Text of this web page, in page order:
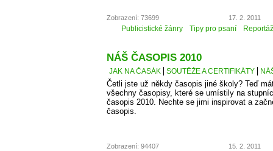
Zobrazení: 73699 17. 2. 2011
Publicistické žánry Tipy pro psaní Reportáž
NÁŠ ČASOPIS 2010
JAK NA ČASÁK SOUTĚŽE A CERTIFIKÁTY
Četli jste už někdy časopis jiné školy? Teď
všechny časopisy, které se umístily na
časopis 2010. Nechte se jimi inspirovat a
časopis.
Zobrazení: 94407 15. 2. 2011